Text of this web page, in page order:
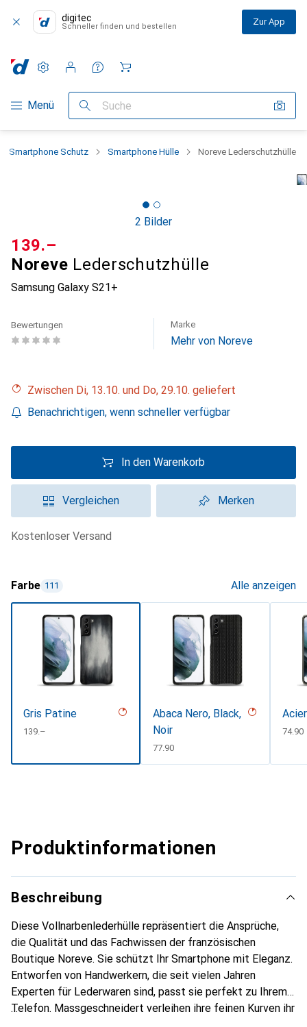
digitec
Schneller finden und bestellen Zur App
Navigation nach Kategorien
Menü Suche
Einstellungen
Kundenkonto
Vergleichslisten
Merklisten
Warenkorb
Smartphone Schutz Smartphone Hülle Noreve Lederschutzhülle
2 Bilder
Noreve Lederschutzhülle
Samsung Galaxy S21+
CHF
139.–
Bewertungen Marke
Mehr von Noreve
Zwischen Di, 13.10. und Do, 29.10. geliefert
Benachrichtigen, wenn schneller verfügbar
In den Warenkorb
Vergleichen Merken
kostenloser Versand
Farbe 111 Alle anzeigen
Gris Patine
CHF
139.–
Abaca Nero, Black,
Noir
CHF
77.90
CHF
74.90
Produktinformationen
Beschreibung
Diese Vollnarbenlederhülle repräsentiert die Ansprüche,
die Qualität und das Fachwissen der französischen
Boutique Noreve. Sie schützt Ihr Smartphone mit Eleganz.
Entworfen von Handwerkern, die seit vielen Jahren
Experten für Lederwaren sind, passt sie perfekt zu Ihrem
Telefon. Massgeschneidert verleihen ihre feinen Kurven ihr